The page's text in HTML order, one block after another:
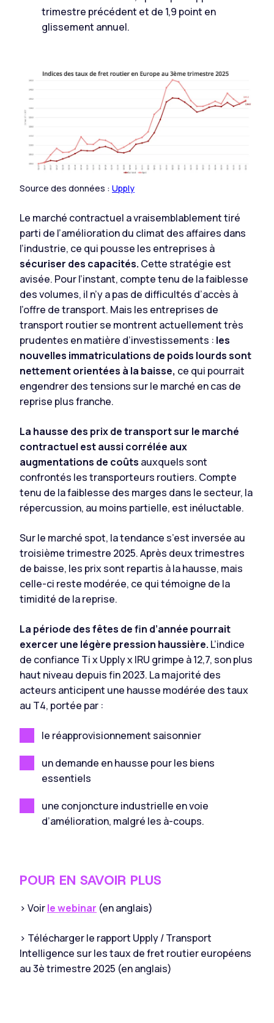
trimestre précédent et de 1,9 point en
glissement annuel.
Source des données : Upply
Le marché contractuel a vraisemblablement tiré
parti de l’amélioration du climat des affaires dans
l’industrie, ce qui pousse les entreprises à
sécuriser des capacités. Cette stratégie est
avisée. Pour l’instant, compte tenu de la faiblesse
des volumes, il n’y a pas de difficultés d’accès à
l’offre de transport. Mais les entreprises de
transport routier se montrent actuellement très
prudentes en matière d’investissements : les
nouvelles immatriculations de poids lourds sont
nettement orientées à la baisse, ce qui pourrait
engendrer des tensions sur le marché en cas de
reprise plus franche.
La hausse des prix de transport sur le marché
contractuel est aussi corrélée aux
augmentations de coûts auxquels sont
confrontés les transporteurs routiers. Compte
tenu de la faiblesse des marges dans le secteur, la
répercussion, au moins partielle, est inéluctable.
Sur le marché spot, la tendance s’est inversée au
troisième trimestre 2025. Après deux trimestres
de baisse, les prix sont repartis à la hausse, mais
celle-ci reste modérée, ce qui témoigne de la
timidité de la reprise.
La période des fêtes de fin d’année pourrait
exercer une légère pression haussière. L’indice
de confiance Ti x Upply x IRU grimpe à 12,7, son plus
haut niveau depuis fin 2023. La majorité des
acteurs anticipent une hausse modérée des taux
au T4, portée par :
le réapprovisionnement saisonnier
un demande en hausse pour les biens
essentiels
une conjoncture industrielle en voie
d’amélioration, malgré les à-coups.
POUR EN SAVOIR PLUS
> Voirle webinar (en anglais)
> Télécharger le rapport Upply / Transport
Intelligence sur les taux de fret routier européens
au 3è trimestre 2025 (en anglais)